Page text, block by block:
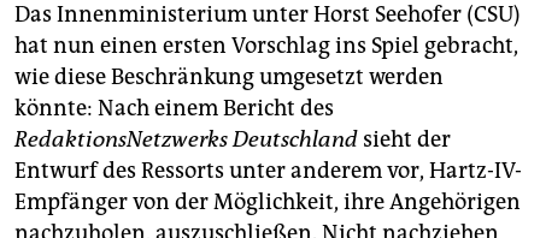
Das Innenministerium unter Horst Seehofer (CSU)
hat nun einen ersten Vorschlag ins Spiel gebracht,
wie diese Beschränkung umgesetzt werden
könnte: Nach einem Bericht des
RedaktionsNetzwerks Deutschland sieht der
Entwurf des Ressorts unter anderem vor, Hartz-IV-
Empfänger von der Möglichkeit, ihre Angehörigen